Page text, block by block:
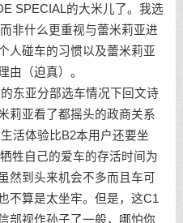
SPECIAL的大米儿了。我选
非什么更重视与蕾米莉亚进
人碰车的习惯以及蕾米莉亚
由（迫真）。
东亚分部选车情况下回文诗
莉亚看了都摇头的政商关系
活体验比B2本用户还要坐
牲自己的爱车的存活时间为
然到头来机会不多而且车可
不算是太坐牢。但是，这C1
部视作孙子了一般，哪怕你